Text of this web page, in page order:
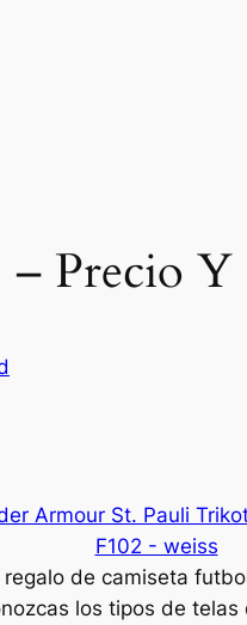
– Precio
de camiseta
los tipos de